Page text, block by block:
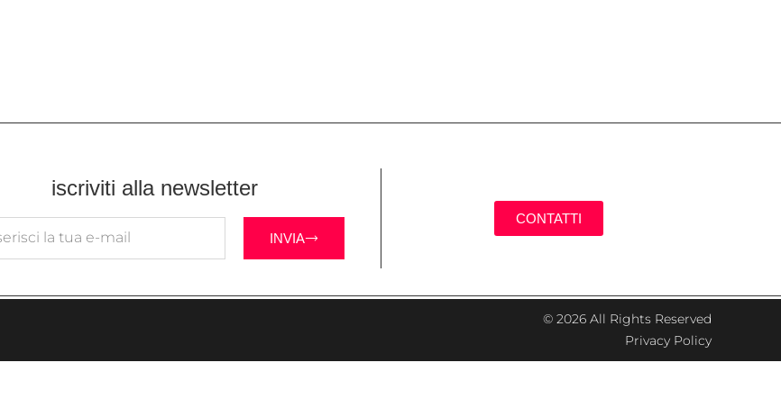
iscriviti alla newsletter
INVIA
CONTATTI
© 2026 All Rights Reserved
Privacy Policy